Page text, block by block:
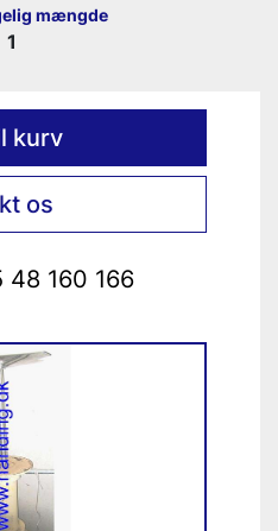
mængde
1
kurv
os
48 160 166